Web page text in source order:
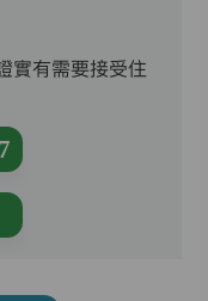
實有需要接受住